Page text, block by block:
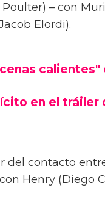
– con
Elordi).
calientes"
en el tráiler
del contacto
Henry (Diego